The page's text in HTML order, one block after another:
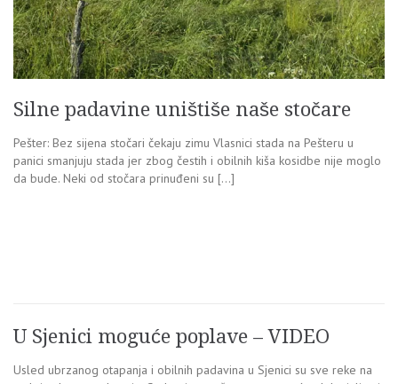
Silne padavine uništiše naše stočare
Pešter: Bez sijena stočari čekaju zimu Vlasnici stada na Pešteru u
panici smanjuju stada jer zbog čestih i obilnih kiša kosidbe nije moglo
da bude. Neki od stočara prinuđeni su […]
U Sjenici moguće poplave – VIDEO
Usled ubrzanog otapanja i obilnih padavina u Sjenici su sve reke na